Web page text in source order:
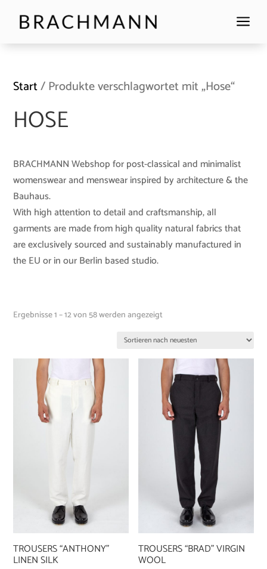
a
Start/ Produkte verschlagwortet mit „Hose“
HOSE
BRACHMANN Webshop for post-classical and minimalist
womenswear and menswear inspired by architecture & the
Bauhaus.
With high attention to detail and craftsmanship, all
garments are made from high quality natural fabrics that
are exclusively sourced and sustainably manufactured in
the EU or in our Berlin based studio.
Ergebnisse 1 – 12 von 58 werden angezeigt
TROUSERS “ANTHONY”
LINEN SILK
TROUSERS “BRAD” VIRGIN
WOOL